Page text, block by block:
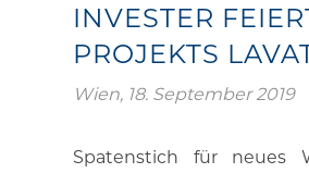
​INVESTER
PROJEKTS
Wien, 18. September 2019
Spatenstich für neues